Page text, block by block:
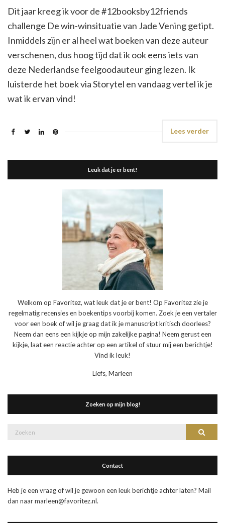
Dit jaar kreeg ik voor de #12booksby12friends
challenge De win-winsituatie van Jade Vening getipt.
Inmiddels zijn er al heel wat boeken van deze auteur
verschenen, dus hoog tijd dat ik ook eens iets van
deze Nederlandse feelgoodauteur ging lezen. Ik
luisterde het boek via Storytel en vandaag vertel ik je
wat ik ervan vind!
Lees verder
Leuk dat je er bent!
Welkom op Favoritez, wat leuk dat je er bent! Op Favoritez zie je
regelmatig recensies en boekentips voorbij komen. Zoek je een vertaler
voor een boek of wil je graag dat ik je manuscript kritisch doorlees?
Neem dan eens een kijkje op mijn zakelijke pagina! Neem gerust een
kijkje, laat een reactie achter op een artikel of stuur mij een berichtje!
Vind ik leuk!
Liefs, Marleen
Zoeken op mijn blog!
Contact
Heb je een vraag of wil je gewoon een leuk berichtje achter laten? Mail
dan naar marleen@favoritez.nl.